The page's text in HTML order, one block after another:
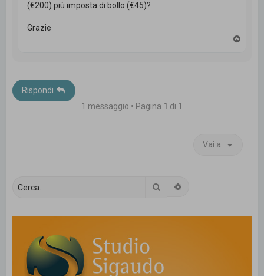
(€200) più imposta di bollo (€45)?
Grazie
Rispondi
1 messaggio • Pagina 1 di 1
Vai a
Cerca